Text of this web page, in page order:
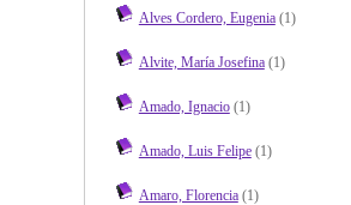
Alves Cordero, Eugenia(1)
Alvite, María Josefina(1)
Amado, Ignacio(1)
Amado, Luis Felipe(1)
Amaro, Florencia(1)